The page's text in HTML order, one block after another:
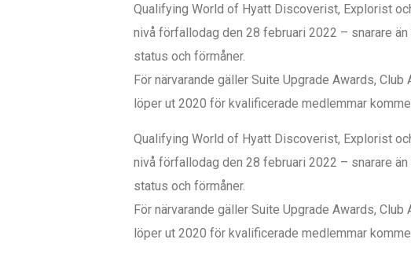
Qualifying World of Hyatt Discoverist, Explorist
nivå förfallodag den 28 februari 2022 – snarare
status och förmåner.
För närvarande gäller Suite Upgrade Awards,
löper ut 2020 för kvalificerade medlemmar
Qualifying World of Hyatt Discoverist, Explorist
nivå förfallodag den 28 februari 2022 – snarare
status och förmåner.
För närvarande gäller Suite Upgrade Awards,
löper ut 2020 för kvalificerade medlemmar